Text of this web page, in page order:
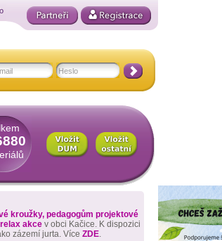
kroužky, pedagogům projektové
akce v obci Kačice. K dispozici
zázemí jurta. Více ZDE.